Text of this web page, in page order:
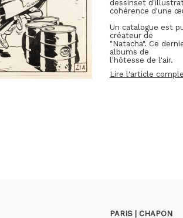
dessinset
cohérence d'une
Un catalogue est
créateur de
"Natacha". Ce
albums de
l'hôtesse de l'air.
Lire l'article
PARIS | CHAPON